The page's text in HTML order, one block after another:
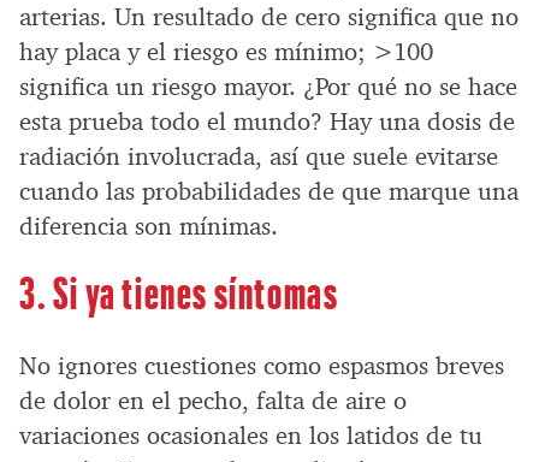
arterias. Un resultado de cero significa que no
hay placa y el riesgo es mínimo; >100
significa un riesgo mayor. ¿Por qué no se hace
esta prueba todo el mundo? Hay una dosis de
radiación involucrada, así que suele evitarse
cuando las probabilidades de que marque una
diferencia son mínimas.
3. Si ya tienes síntomas
No ignores cuestiones como espasmos breves
de dolor en el pecho, falta de aire o
variaciones ocasionales en los latidos de tu